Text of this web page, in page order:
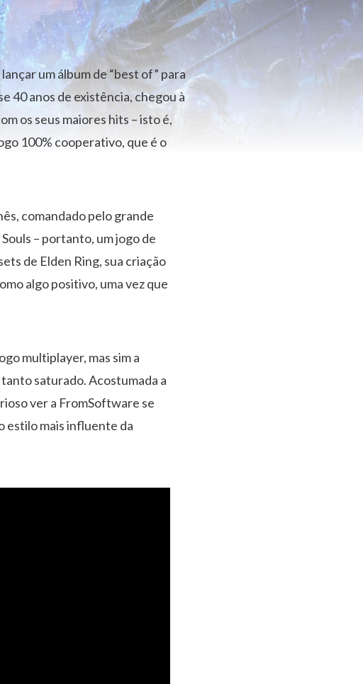
um álbum de “best of” para
40 anos de existência, chegou à
os seus maiores hits – isto é,
100% cooperativo, que é o
comandado pelo grande
– portanto, um jogo de
de Elden Ring, sua criação
algo positivo, uma vez que
multiplayer, mas sim a
saturado. Acostumada a
ver a FromSoftware se
estilo mais influente da